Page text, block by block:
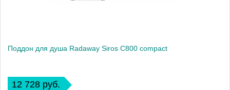
Поддон для душа Radaway Siros С800 compact
12 728 руб.